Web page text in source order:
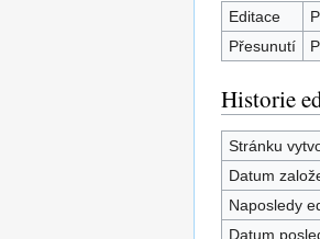
Editace
Přesunutí
Historie
Stránku
Datum
Naposledy
Datum